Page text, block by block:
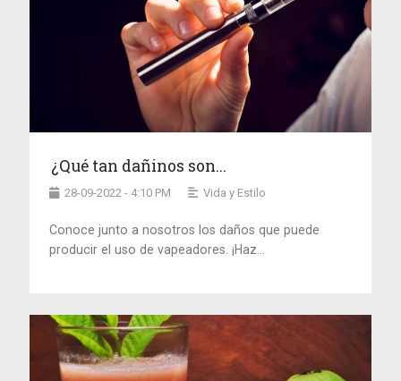
¿Qué tan dañinos son...
28-09-2022 - 4:10 PM Vida y Estilo
Conoce junto a nosotros los daños que puede
producir el uso de vapeadores. ¡Haz...